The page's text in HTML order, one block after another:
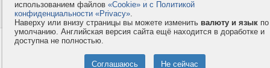
© 2008-2026VMESTE.EU
использованием файлов «Cookie» и с Политикой
конфиденциальности «Privacy».
Наверху или внизу страницы вы можете изменить валюту и язык по
умолчанию. Английская версия сайта ещё находится в доработке и
доступна не полностью.